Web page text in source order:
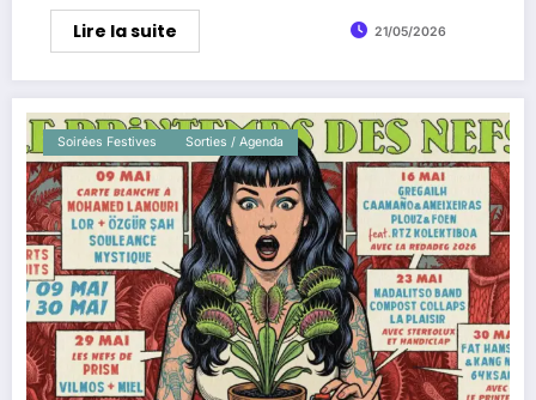
Lire la suite 21/05/2026
Soirées Festives Sorties / Agenda